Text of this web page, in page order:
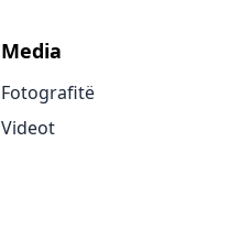
Media
Fotografitë
Videot